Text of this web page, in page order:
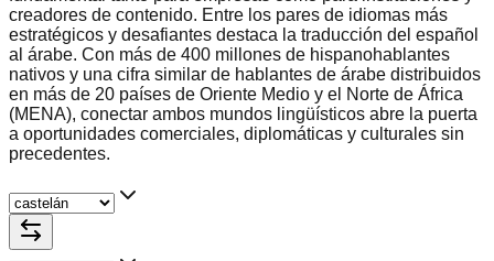
creadores de contenido. Entre los pares de idiomas más
estratégicos y desafiantes destaca la traducción del español
al árabe. Con más de 400 millones de hispanohablantes
nativos y una cifra similar de hablantes de árabe distribuidos
en más de 20 países de Oriente Medio y el Norte de África
(MENA), conectar ambos mundos lingüísticos abre la puerta
a oportunidades comerciales, diplomáticas y culturales sin
precedentes.